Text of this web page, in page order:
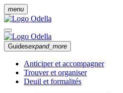
menu
Guidesexpand_more
Anticiper et accompagner
Trouver et organiser
Deuil et formalités